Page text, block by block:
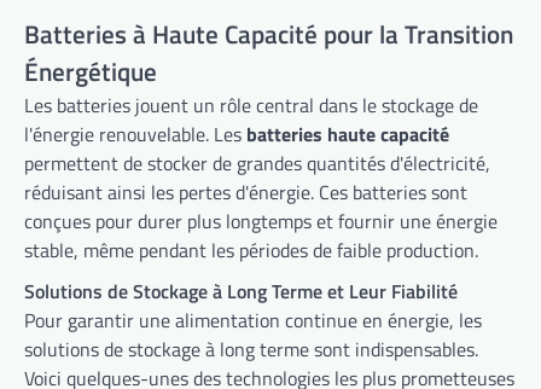
Batteries à Haute Capacité pour la Transition
Énergétique
Les batteries jouent un rôle central dans le stockage de
l'énergie renouvelable. Les batteries haute capacité
permettent de stocker de grandes quantités d'électricité,
réduisant ainsi les pertes d'énergie. Ces batteries sont
conçues pour durer plus longtemps et fournir une énergie
stable, même pendant les périodes de faible production.
Solutions de Stockage à Long Terme et Leur Fiabilité
Pour garantir une alimentation continue en énergie, les
solutions de stockage à long terme sont indispensables.
Voici quelques-unes des technologies les plus prometteuses